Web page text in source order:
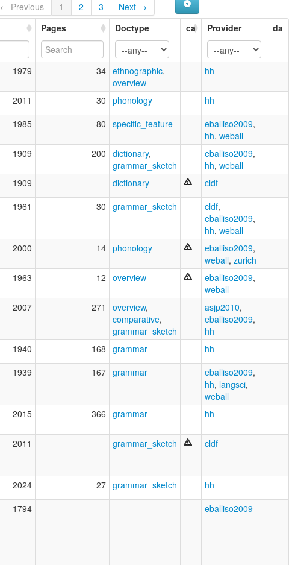
← Previous 1 2 3
Next →
Pages Doctype ca Provider da
1979 34 ethnographic,
overview
hh
2011 30 phonology hh
1985 80 specific_feature eballiso2009,
hh, weball
1909 200 dictionary,
grammar_sketch
eballiso2009,
hh, weball
1909 dictionary cldf
1961 30 grammar_sketch cldf,
eballiso2009,
hh, weball
2000 14 phonology eballiso2009,
weball, zurich
1963 12 overview eballiso2009,
weball
2007 271 overview,
comparative,
grammar_sketch
asjp2010,
eballiso2009,
hh
1940 168 grammar hh
1939 167 grammar eballiso2009,
hh, langsci,
weball
2015 366 grammar hh
2011 grammar_sketch cldf
2024 27 grammar_sketch hh
1794 eballiso2009